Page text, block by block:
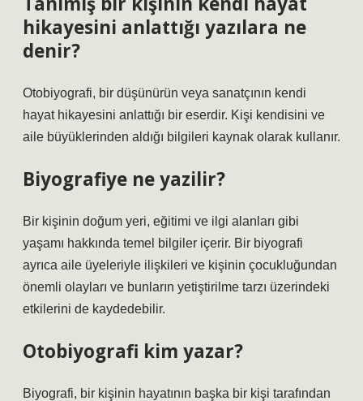
hikayesini anlattığı yazılara ne
denir?
Otobiyografi, bir düşünürün veya sanatçının kendi
hayat hikayesini anlattığı bir eserdir. Kişi kendisini ve
aile büyüklerinden aldığı bilgileri kaynak olarak kullanır.
Biyografiye ne yazilir?
Bir kişinin doğum yeri, eğitimi ve ilgi alanları gibi
yaşamı hakkında temel bilgiler içerir. Bir biyografi
ayrıca aile üyeleriyle ilişkileri ve kişinin çocukluğundan
önemli olayları ve bunların yetiştirilme tarzı üzerindeki
etkilerini de kaydedebilir.
Otobiyografi kim yazar?
Biyografi, bir kişinin hayatının başka bir kişi tarafından